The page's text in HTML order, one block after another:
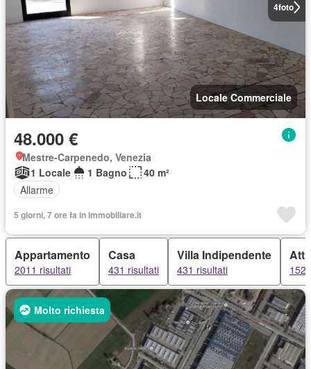
4foto
Locale Commerciale
48.000 €
Mestre-Carpenedo, Venezia
1 Locale
1 Bagno
40 m²
Allarme
5 giorni, 7 ore fa in Immobiliare.it
Appartamento
2011 risultati
Casa
431 risultati
Villa Indipendente
431 risultati 152
Molto richiesta